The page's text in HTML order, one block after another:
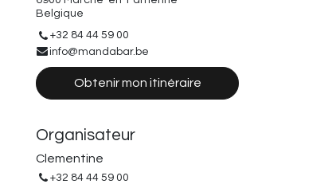
Belgique
+32 84 44 59 00
info@mandabar.be
Obtenir mon itinéraire
Organisateur
Clementine
+32 84 44 59 00